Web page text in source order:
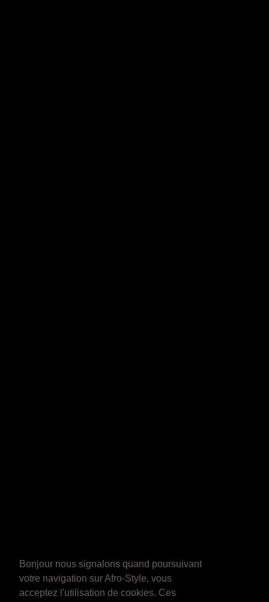
Bonjour nous signalons quand poursuivant
votre navigation sur Afro-Style, vous
acceptez l'utilisation de cookies. Ces